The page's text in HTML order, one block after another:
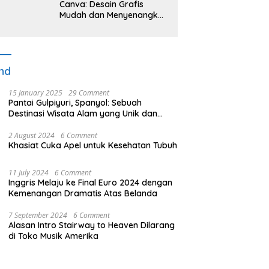
Canva: Desain Grafis
Mudah dan Menyenangkan
15 January 2025 29 Comment
Pantai Gulpiyuri, Spanyol: Sebuah
Destinasi Wisata Alam yang Unik dan
2 August 2024 6 Comment
Khasiat Cuka Apel untuk Kesehatan Tubuh
11 July 2024 6 Comment
Inggris Melaju ke Final Euro 2024 dengan
Kemenangan Dramatis Atas Belanda
7 September 2024 6 Comment
Alasan Intro Stairway to Heaven Dilarang
di Toko Musik Amerika